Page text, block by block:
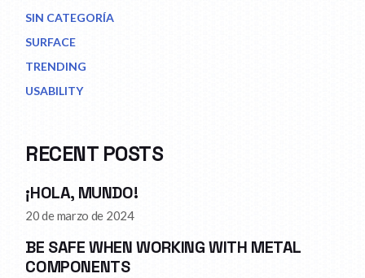
SIN CATEGORÍA
SURFACE
TRENDING
USABILITY
RECENT POSTS
¡HOLA, MUNDO!
20 de marzo de 2024
BE SAFE WHEN WORKING WITH METAL
COMPONENTS